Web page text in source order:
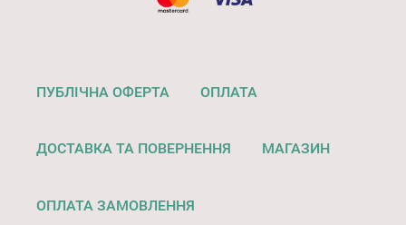
ПУБЛІЧНА ОФЕРТА ОПЛАТА
ДОСТАВКА ТА ПОВЕРНЕННЯ МАГАЗИН
ОПЛАТА ЗАМОВЛЕННЯ